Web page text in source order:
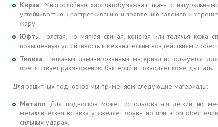
Кирза. Многослойная хлопчатобумажная ткань с
устойчивостью к растрескиванию и появлению заломов и
жару.
Юфть. Толстая, но мягкая свиная, конская или телячья
повышенную устойчивость к механическим воздействиям и
Типика. Нетканый ламинированный материал используется
препятствует размножению бактерий и позволяет коже дышать.
Для защитных подносков мы применяем следующие материалы:
Металл. Для подносков может использоваться легкий, но
металлическая вставка утяжеляет обувь, но при этом
сильных ударах.